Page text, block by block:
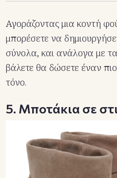
Αγοράζοντας μια κοντή
μπορέσετε να
σύνολα, και ανάλογα με
βάλετε θα δώσετε έναν
τόνο.
5. Μποτάκια σε